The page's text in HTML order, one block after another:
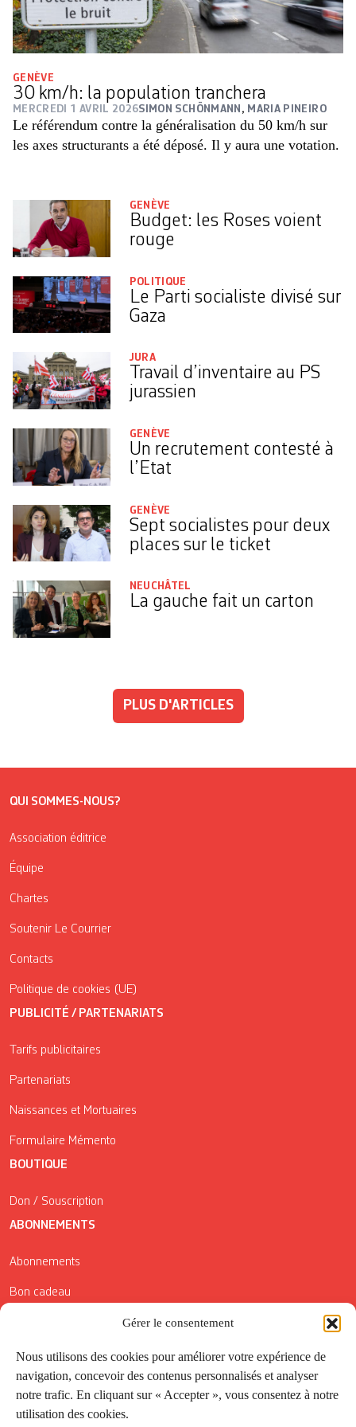
Gérer le consentement
Nous utilisons des cookies pour améliorer votre expérience de
navigation, concevoir des contenus personnalisés et analyser
notre trafic. En cliquant sur « Accepter », vous consentez à notre
utilisation des cookies.
GENÈVE
30 km/h: la population tranchera
MERCREDI 1 AVRIL 2026SIMON SCHÖNMANN , MARIA PINEIRO
Le référendum contre la généralisation du 50 km/h sur
les axes structurants a été déposé. Il y aura une votation.
GENÈVE
Budget: les Roses voient
rouge
POLITIQUE
Le Parti socialiste divisé sur
Gaza
JURA
Travail d’inventaire au PS
jurassien
GENÈVE
Un recrutement contesté à
l’Etat
GENÈVE
Sept socialistes pour deux
places sur le ticket
NEUCHÂTEL
La gauche fait un carton
PLUS D'ARTICLES
QUI SOMMES-NOUS?
Association éditrice
Équipe
Chartes
Soutenir Le Courrier
Contacts
Politique de cookies (UE)
PUBLICITÉ / PARTENARIATS
Tarifs publicitaires
Partenariats
Naissances et Mortuaires
Formulaire Mémento
BOUTIQUE
Don / Souscription
ABONNEMENTS
Abonnements
Bon cadeau
Conditions générales de vente
Réductions de la Carte Côté Courrier
Application